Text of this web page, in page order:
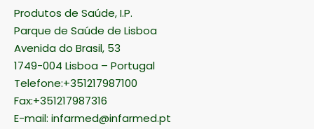
Produtos de Saúde, I.P.
Parque de Saúde de Lisboa
Avenida do Brasil, 53
1749-004 Lisboa – Portugal
Telefone:+351217987100
Fax:+351217987316
E-mail: infarmed@infarmed.pt